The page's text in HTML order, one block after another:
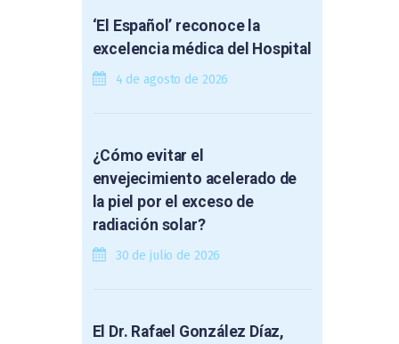
‘El Español’ reconoce la
excelencia médica del Hospital
4 de agosto de 2026
¿Cómo evitar el
envejecimiento acelerado de
la piel por el exceso de
radiación solar?
30 de julio de 2026
El Dr. Rafael González Díaz,